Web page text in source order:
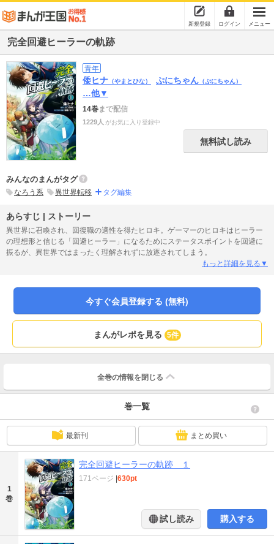
新規登録 ログイン メニュー
完全回避ヒーラーの軌跡
青年
倭ヒナ （やまとひな） ぷにちゃん （ぷにちゃん）
…他▼
14巻まで配信
1229人 がお気に入り登録中
無料試し読み
みんなのまんがタグ
なろう系 異世界転移 タグ編集
あらすじ | ストーリー
異世界に召喚され、回復職の適性を得たヒロキ。ゲーマーのヒロキはヒーラー
の理想形と信じる「回避ヒーラー」になるためにステータスポイントを回避に
振るが、異世界ではまったく理解されずに放逐されてしまう。
もっと詳細を見る▼
今すぐ会員登録する (無料)
まんがレポを見る 5件
全巻の情報を 閉じる
巻一覧
最新刊 まとめ買い
1
巻
完全回避ヒーラーの軌跡 １
171ページ 630pt
試し読み 購入する